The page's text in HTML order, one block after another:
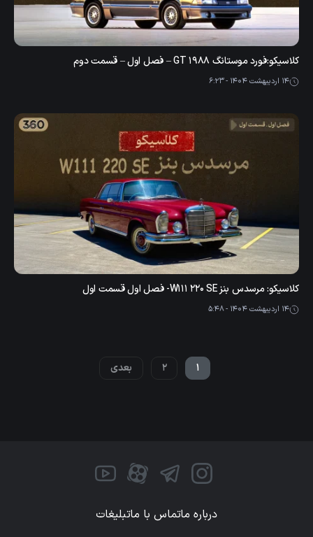
کلاسیکو:فورد موستانگ GT 1988 – فصل اول – قسمت دوم
14 اردیبهشت 1404 - 6:23
کلاسیکو: مرسدس بنز W111 220 SE- فصل اول قسمت اول
14 اردیبهشت 1404 - 5:48
1
2 بعدی
درباره ماتماس با ماتبلیغات